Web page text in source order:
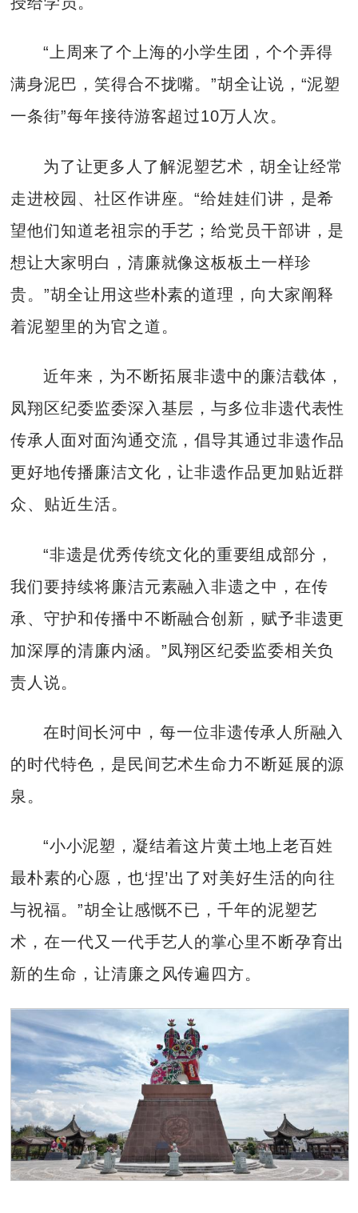
“上周来了个上海的小学生团，个个弄得
满身泥巴，笑得合不拢嘴。”胡全让说，“泥塑
一条街”每年接待游客超过10万人次。
为了让更多人了解泥塑艺术，胡全让经常
走进校园、社区作讲座。“给娃娃们讲，是希
望他们知道老祖宗的手艺；给党员干部讲，是
想让大家明白，清廉就像这板板土一样珍
贵。”胡全让用这些朴素的道理，向大家阐释
着泥塑里的为官之道。
近年来，为不断拓展非遗中的廉洁载体，
凤翔区纪委监委深入基层，与多位非遗代表性
传承人面对面沟通交流，倡导其通过非遗作品
更好地传播廉洁文化，让非遗作品更加贴近群
众、贴近生活。
“非遗是优秀传统文化的重要组成部分，
我们要持续将廉洁元素融入非遗之中，在传
承、守护和传播中不断融合创新，赋予非遗更
加深厚的清廉内涵。”凤翔区纪委监委相关负
责人说。
在时间长河中，每一位非遗传承人所融入
的时代特色，是民间艺术生命力不断延展的源
泉。
“小小泥塑，凝结着这片黄土地上老百姓
最朴素的心愿，也‘捏’出了对美好生活的向往
与祝福。”胡全让感慨不已，千年的泥塑艺
术，在一代又一代手艺人的掌心里不断孕育出
新的生命，让清廉之风传遍四方。